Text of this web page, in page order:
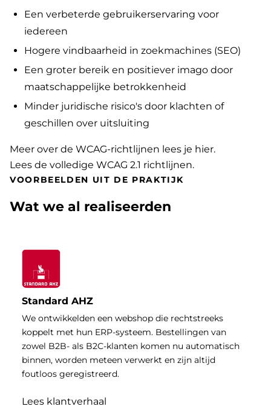
Een verbeterde gebruikerservaring voor
iedereen
Hogere vindbaarheid in zoekmachines (SEO)
Een groter bereik en positiever imago door
maatschappelijke betrokkenheid
Minder juridische risico's door klachten of
geschillen over uitsluiting
Meer over de WCAG-richtlijnen lees je hier.
Lees de volledige WCAG 2.1 richtlijnen.
VOORBEELDEN UIT DE PRAKTIJK
Wat we al realiseerden
Standard AHZ
We ontwikkelden een webshop die rechtstreeks
koppelt met hun ERP-systeem. Bestellingen van
zowel B2B- als B2C-klanten komen nu automatisch
binnen, worden meteen verwerkt en zijn altijd
foutloos geregistreerd.
Lees klantverhaal